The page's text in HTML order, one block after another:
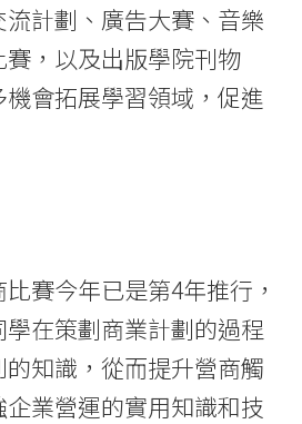
計劃、廣告大賽、音樂
，以及出版學院刊物
會拓展學習領域，促進
賽今年已是第4年推行，
在策劃商業計劃的過程
知識，從而提升營商觸
業營運的實用知識和技